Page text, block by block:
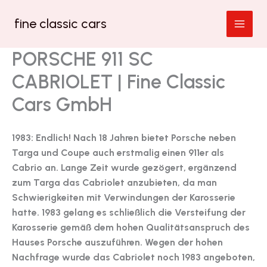
Inhaltfine classic cars
PORSCHE 911 SC
CABRIOLET | Fine Classic
Cars GmbH
1983: Endlich! Nach 18 Jahren bietet Porsche neben
Targa und Coupe auch erstmalig einen 911er als
Cabrio an. Lange Zeit wurde gezögert, ergänzend
zum Targa das Cabriolet anzubieten, da man
Schwierigkeiten mit Verwindungen der Karosserie
hatte. 1983 gelang es schließlich die Versteifung der
Karosserie gemäß dem hohen Qualitätsanspruch des
Hauses Porsche auszuführen. Wegen der hohen
Nachfrage wurde das Cabriolet noch 1983 angeboten,